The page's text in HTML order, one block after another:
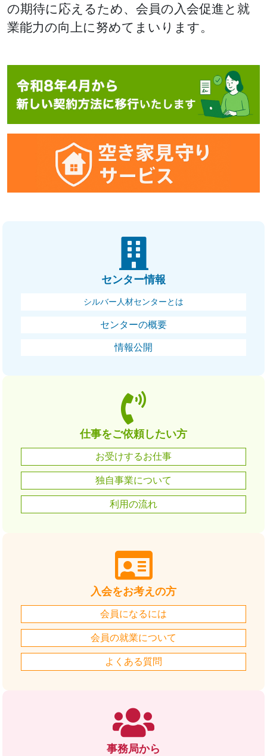
の期待に応えるため、会員の入会促進と就
業能力の向上に努めてまいります。
センター情報
シルバー人材センターとは
センターの概要
情報公開
仕事をご依頼したい方
お受けするお仕事
独自事業について
利用の流れ
入会をお考えの方
会員になるには
会員の就業について
よくある質問
事務局から